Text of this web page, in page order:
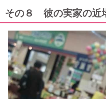
その８ 彼の実家の近